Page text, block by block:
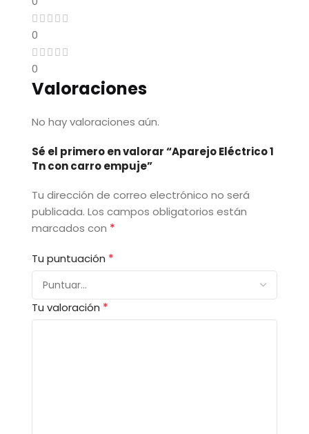
0
0
Valoraciones
No hay valoraciones aún.
Sé el primero en valorar “Aparejo Eléctrico 1
Tn con carro empuje”
Tu dirección de correo electrónico no será
publicada. Los campos obligatorios están
marcados con *
Tu puntuación *
Tu valoración *